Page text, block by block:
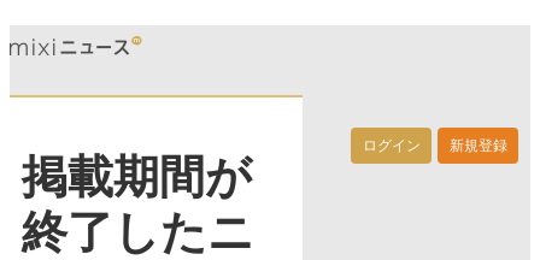
ログイン 新規登録
掲載期間が
終了したニ